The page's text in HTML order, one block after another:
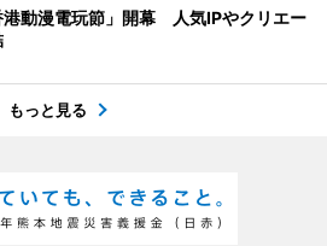
港動漫電玩節」開幕 人気IPやクリエー
もっと見る